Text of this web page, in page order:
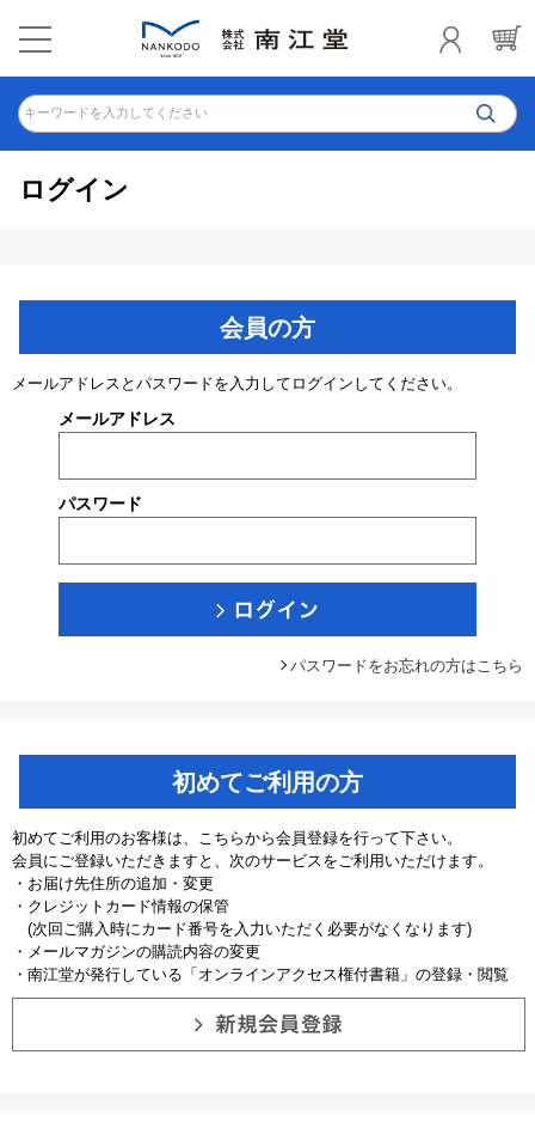
キーワードを入力してください
ログイン
会員の方
メールアドレスとパスワードを入力してログインしてください。
メールアドレス
パスワード
パスワードをお忘れの方はこちら
初めてご利用の方
初めてご利用のお客様は、こちらから会員登録を行って下さい。
会員にご登録いただきますと、次のサービスをご利用いただけます。
・お届け先住所の追加・変更
・クレジットカード情報の保管
(次回ご購入時にカード番号を入力いただく必要がなくなります)
・メールマガジンの購読内容の変更
・南江堂が発行している「オンラインアクセス権付書籍」の登録・閲覧